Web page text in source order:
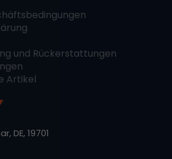
und Rückerstattungen
Artikel
DE, 19701